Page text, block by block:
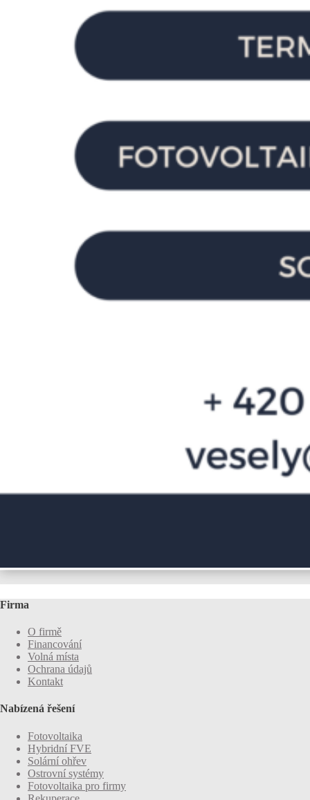
Firma
O firmě
Financování
Volná místa
Ochrana údajů
Kontakt
Nabízená řešení
Fotovoltaika
Hybridní FVE
Solární ohřev
Ostrovní systémy
Fotovoltaika pro firmy